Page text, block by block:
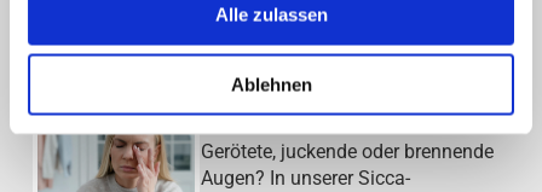
Alle zulassen
Ablehnen
AKTUELLE THEMEN DER AOB
Trockenes Auge (Sicca-Syndrom)
Gerötete, juckende oder brennende
Augen? In unserer Sicca-